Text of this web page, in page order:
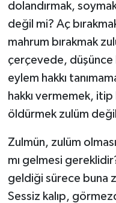
dolandırmak,
değil mi? Aç
mahrum bırakmak
çerçevede, düşünce
eylem hakkı
hakkı vermemek,
öldürmek zulüm
Zulmün, zulüm
mı gelmesi
geldiği sürece buna
Sessiz kalıp,